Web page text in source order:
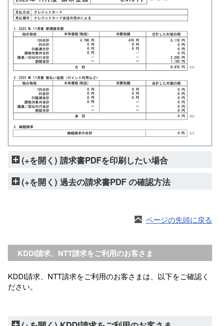
(+を開く) 請求書PDFを印刷したい場合
(+を開く) 過去の請求書PDF の確認方法
ページの先頭に戻る
KDDI請求、NTT請求をご利用のお客さま
KDDI請求、NTT請求をご利用のお客さまは、以下をご確認く
ださい。